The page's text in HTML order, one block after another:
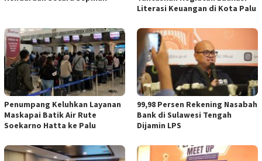
Literasi Keuangan di Kota Palu
Penumpang Keluhkan Layanan
Maskapai Batik Air Rute
Soekarno Hatta ke Palu
99,98 Persen Rekening Nasabah
Bank di Sulawesi Tengah
Dijamin LPS